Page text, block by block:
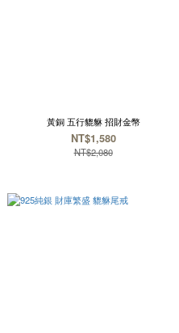
黃銅 五行貔貅 招財金幣
NT$1,580
NT$2,080